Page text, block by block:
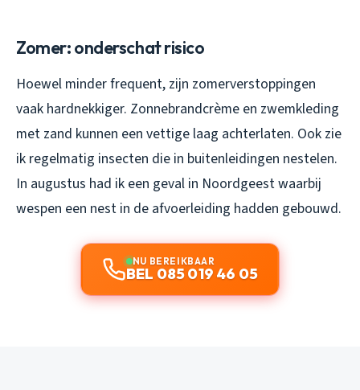
Zomer: onderschat risico
Hoewel minder frequent, zijn zomerverstoppingen
vaak hardnekkiger. Zonnebrandcrème en zwemkleding
met zand kunnen een vettige laag achterlaten. Ook zie
ik regelmatig insecten die in buitenleidingen nestelen.
In augustus had ik een geval in Noordgeest waarbij
wespen een nest in de afvoerleiding hadden gebouwd.
NU BEREIKBAAR
BEL 085 019 46 05